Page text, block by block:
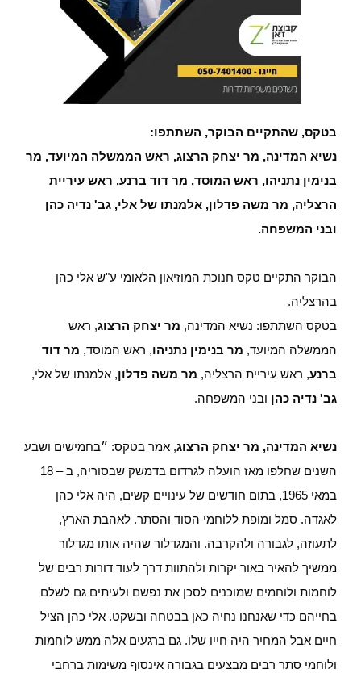
בטקס, שהתקיים הבוקר, השתתפו:
נשיא המדינה, מר יצחק הרצוג, ראש הממשלה המיועד, מר
בנימין נתניהו, ראש המוסד, מר דוד ברנע, ראש עיריית
הרצליה, מר משה פדלון, אלמנתו של אלי, גב' נדיה כהן
ובני המשפחה.
הבוקר התקיים טקס חנוכת המוזיאון הלאומי ע"ש אלי כהן
בהרצליה.
בטקס השתתפו: נשיא המדינה, מר יצחק הרצוג, ראש
הממשלה המיועד, מר בנימין נתניהו, ראש המוסד, מר דוד
ברנע, ראש עיריית הרצליה, מר משה פדלון, אלמנתו של אלי,
גב' נדיה כהן ובני המשפחה.
נשיא המדינה, מר יצחק הרצוג, אמר בטקס: ״בחמישים ושבע
השנים שחלפו מאז הועלה לגרדום בדמשק שבסוריה, ב – 18
במאי 1965, בתום חודשים של עינויים קשים, היה אלי כהן
לאגדה. סמל ומופת ללוחמי הסוד והסתר. לאהבת הארץ,
לתעוזה, לגבורה ולהקרבה. והמגדלור שהיה אותו מגדלור
ממשיך להאיר באור יקרות ולהתוות דרך לעוד דורות רבים של
לוחמות ולוחמים שמוכנים לסכן את נפשם ולעיתים גם לשלם
בחייהם כדי שאנחנו נחיה כאן בבטחה ובשקט. אלי כהן הציל
חיים אבל המחיר היה חייו שלו. גם ברגעים אלה ממש לוחמות
ולוחמי סתר רבים מבצעים בגבורה אינסוף משימות ברחבי